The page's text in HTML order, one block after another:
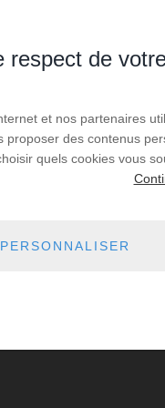
respect de
et nos partenaires
proposer des contenus
quels cookies vous
PERSONNALISER